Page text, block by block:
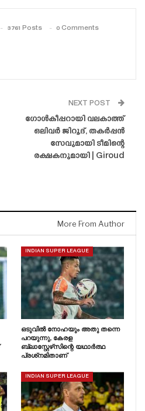
3761 Posts 0 Comments
NEXT POST
ഗോൾകീപ്പറായി വലകാത്ത്
ഒലിവർ ജിറൂദ്, തകർപ്പൻ
സേവുമായി ടീമിന്റെ
രക്ഷകനുമായി | Giroud
More From Author
INDIAN SUPER LEAGUE
ഒടുവിൽ നോഹയും അതു തന്നെ
പറയുന്നു, കേരള
ബ്ലാസ്റ്റേഴ്‌സിന്റെ യഥാർത്ഥ
പ്രശ്‌നമിതാണ്
INDIAN SUPER LEAGUE